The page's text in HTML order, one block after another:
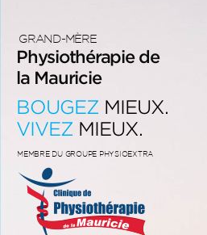
GRAND-MÈRE
Physiothérapie de
la Mauricie
BOUGEZ MIEUX.
VIVEZ MIEUX.
MEMBRE DU GROUPE PHYSIOEXTRA